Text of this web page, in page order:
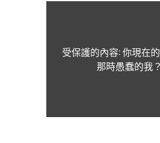
受保護的內容: 你現在
那時愚蠢的我